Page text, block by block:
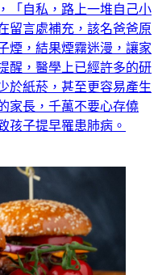
留言處補充，該名爸爸原
煙，結果煙霧迷漫，讓家
醒，醫學上已經許多的研
於紙菸，甚至更容易產生
家長，千萬不要心存僥
孩子提早罹患肺病。